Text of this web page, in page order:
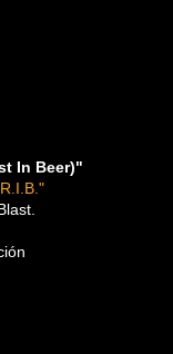
In Beer)"